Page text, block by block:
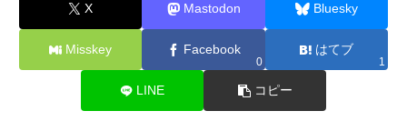
X Mastodon Bluesky
Misskey Facebook
0
はてブ
1
LINE コピー